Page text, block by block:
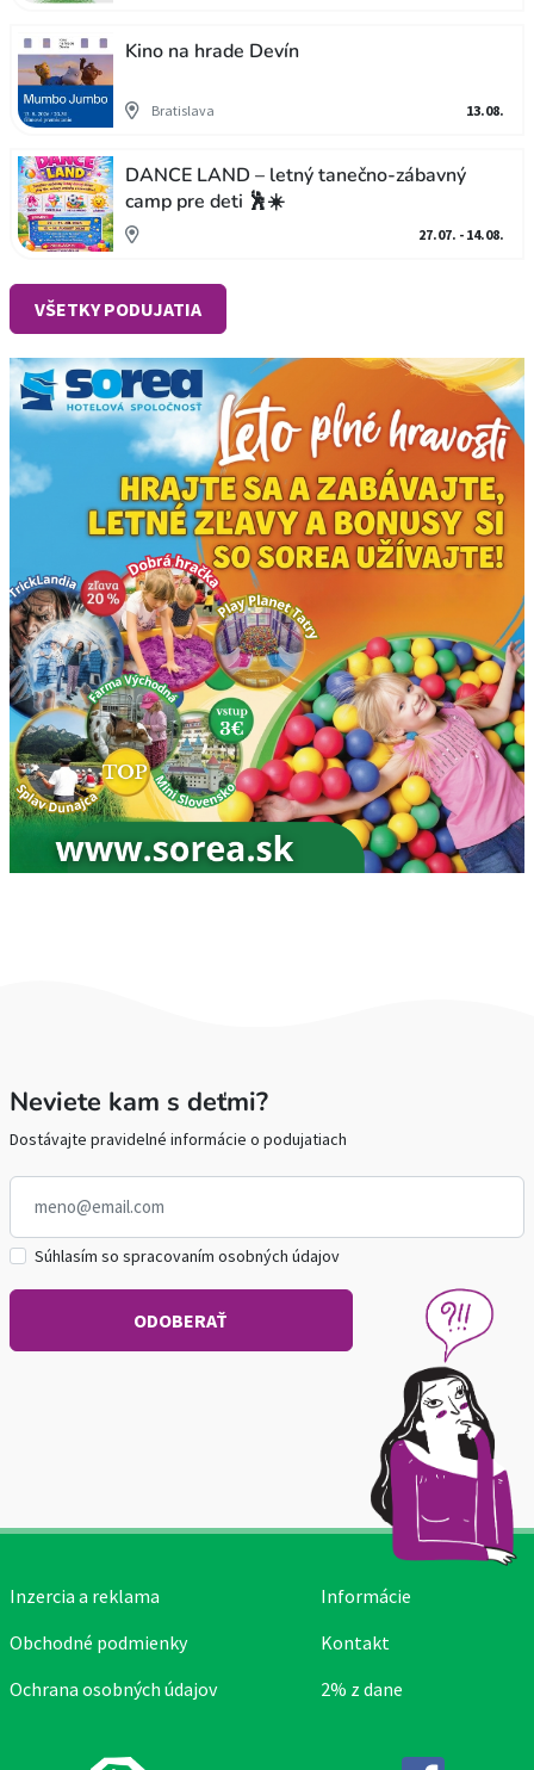
Kino na hrade Devín
Bratislava 13.08.
DANCE LAND – letný tanečno-zábavný
camp pre deti 🕺☀️
27.07. - 14.08.
VŠETKY PODUJATIA
Neviete kam s deťmi?
Dostávajte pravidelné informácie o podujatiach
Súhlasím so spracovaním osobných údajov
Inzercia a reklama
Obchodné podmienky
Ochrana osobných údajov
Informácie
Kontakt
2% z dane